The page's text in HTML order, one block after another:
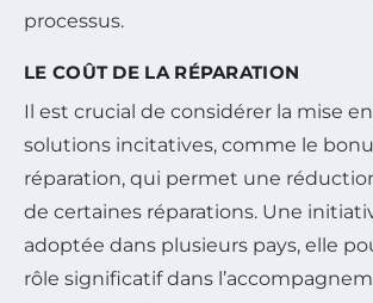
processus.
LE COÛT DE LA RÉPARATION
Il est crucial de considérer la mise
solutions incitatives, comme le
réparation, qui permet une
de certaines réparations. Une
adoptée dans plusieurs pays, elle
rôle significatif dans